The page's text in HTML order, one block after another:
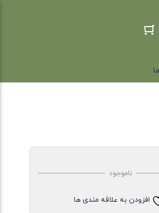
ناموجود
افزودن به علاقه مندی ها